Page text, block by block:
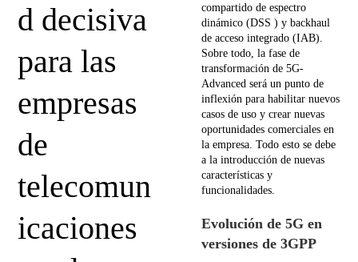
d decisiva
para las
empresas
de
telecomun
icaciones
compartido de espectro
dinámico (DSS ) y backhaul
de acceso integrado (IAB).
Sobre todo, la fase de
transformación de 5G-
Advanced será un punto de
inflexión para habilitar nuevos
casos de uso y crear nuevas
oportunidades comerciales en
la empresa. Todo esto se debe
a la introducción de nuevas
características y
funcionalidades.
Evolución de 5G en
versiones de 3GPP